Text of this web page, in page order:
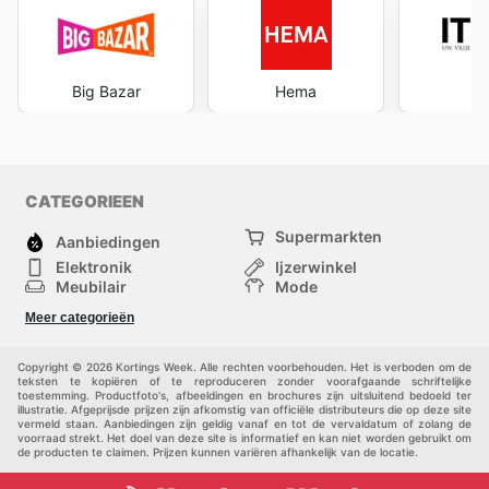
uitbreiden zonder buiten hun budget te gaan. Het
proactief volgen van de
Kamera Express sales
alleen een slimme financiële zet, maar ook een manier
om toegang te krijgen tot de nieuwste technologieën en
hoogwaardige producten die de fotografie-ervaring
vanKamera Express deals
voor fotografie toegankelijker blijft voor een breed
publiek. Stay up to date with Kamera Express's weekly
ads and enjoy exclusive savings every day.
Big Bazar Hema
CATEGORIEEN
Aanbiedingen
Supermarkten
Elektronik
Ijzerwinkel
Meubilair
Mode
Schoonheid
Meer categorieën
Copyright © 2026 Kortings Week. Alle rechten voorbehouden. Het is verboden om de
teksten te kopiëren of te reproduceren zonder voorafgaande schriftelijke
toestemming. Productfoto's, afbeeldingen en brochures zijn uitsluitend bedoeld ter
illustratie. Afgeprijsde prijzen zijn afkomstig van officiële distributeurs die op deze site
vermeld staan. Aanbiedingen zijn geldig vanaf en tot de vervaldatum of zolang de
voorraad strekt. Het doel van deze site is informatief en kan niet worden gebruikt om
de producten te claimen. Prijzen kunnen variëren afhankelijk van de locatie.